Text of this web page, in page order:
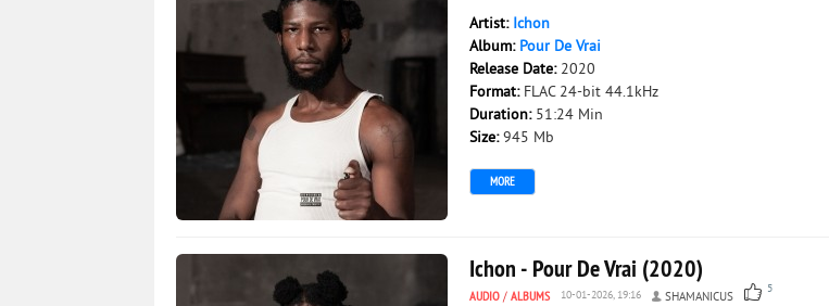
Artist: Ichon
Album: Pour De Vrai
Release Date: 2020
Format: FLAC 24-bit 44.1kHz
Duration: 51:24 Min
Size:945 Mb
MORE
Ichon - Pour De Vrai (2020)
AUDIO / ALBUMS 10-01-2026, 19:16 SHAMANICUS
5